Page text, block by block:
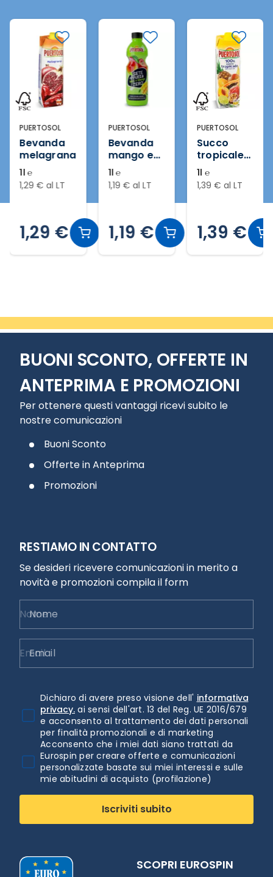
PUERTOSOL
Bevanda
melagrana
1l ℮
1,29 € al LT
1,29 €
PUERTOSOL
Bevanda
mango e
mela zero*
1l ℮
1,19 € al LT
1,19 €
PUERTOSOL
Succo
tropicale
100%
1l ℮
1,39 € al LT
1,39 €
BUONI SCONTO, OFFERTE IN
ANTEPRIMA E PROMOZIONI
Per ottenere questi vantaggi ricevi subito le
nostre comunicazioni
Buoni Sconto
Offerte in Anteprima
Promozioni
RESTIAMO IN CONTATTO
Se desideri ricevere comunicazioni in merito a
novità e promozioni compila il form
Nome
Email
Dichiaro di avere preso visione dell' informativa
privacy. ai sensi dell'art. 13 del Reg. UE 2016/679
e acconsento al trattamento dei dati personali
per finalità promozionali e di marketing
Acconsento che i miei dati siano trattati da
Eurospin per creare offerte e comunicazioni
personalizzate basate sui miei interessi e sulle
mie abitudini di acquisto (profilazione)
Iscriviti subito
SCOPRI EUROSPIN